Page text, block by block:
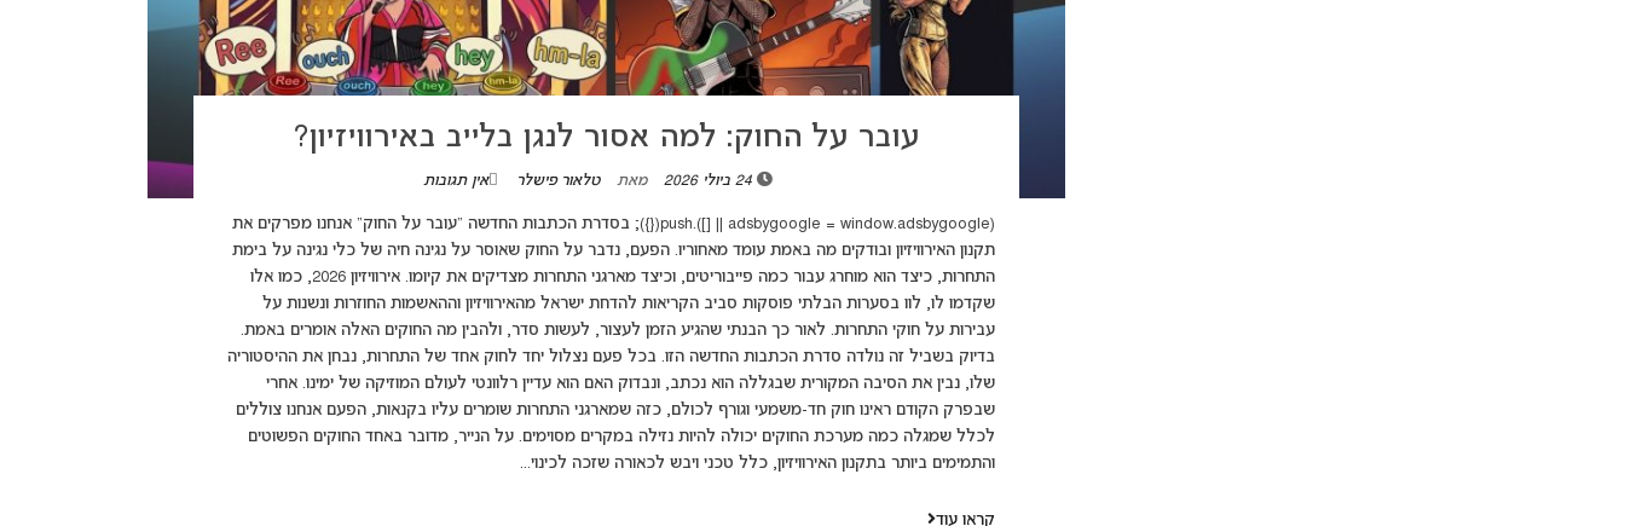
עובר על החוק: למה אסור לנגן בלייב באירוויזיון?
24 ביולי 2026 מאת טלאור פישלר אין תגובות
(adsbygoogle = window.adsbygoogle || []).push({}); בסדרת הכתבות החדשה "עובר על החוק" אנחנו מפרקים את
תקנון האירוויזיון ובודקים מה באמת עומד מאחוריו. הפעם, נדבר על החוק שאוסר על נגינה חיה של כלי נגינה על בימת
התחרות, כיצד הוא מוחרג עבור כמה פייבוריטים, וכיצד מארגני התחרות מצדיקים את קיומו. אירוויזיון 2026, כמו אלו
שקדמו לו, לוו בסערות הבלתי פוסקות סביב הקריאות להדחת ישראל מהאירוויזיון וההאשמות החוזרות ונשנות על
עבירות על חוקי התחרות. לאור כך הבנתי שהגיע הזמן לעצור, לעשות סדר, ולהבין מה החוקים האלה אומרים באמת.
בדיוק בשביל זה נולדה סדרת הכתבות החדשה הזו. בכל פעם נצלול יחד לחוק אחד של התחרות, נבחן את ההיסטוריה
שלו, נבין את הסיבה המקורית שבגללה הוא נכתב, ונבדוק האם הוא עדיין רלוונטי לעולם המוזיקה של ימינו. אחרי
שבפרק הקודם ראינו חוק חד-משמעי וגורף לכולם, כזה שמארגני התחרות שומרים עליו בקנאות, הפעם אנחנו צוללים
לכלל שמגלה כמה מערכת החוקים יכולה להיות נזילה במקרים מסוימים. על הנייר, מדובר באחד החוקים הפשוטים
והתמימים ביותר בתקנון האירוויזיון, כלל טכני ויבש לכאורה שזכה לכינוי...
קראו עוד